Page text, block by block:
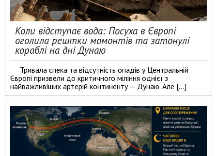
Коли відступає вода: Посуха в Європі
оголила рештки мамонтів та затонулі
кораблі на дні Дунаю
Тривала спека та відсутність опадів у Центральній
Європі призвели до критичного міління однієї з
найважливіших артерій континенту — Дунаю. Але […]